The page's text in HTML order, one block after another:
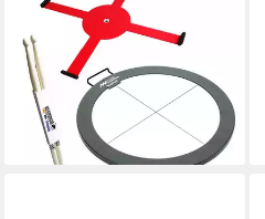
E-Drum Pads Muse Kinetics
Bop Pad mit Mount und
Schlagzeugstöcke,mit
Halterung, und Drumsticks
381,90 €
lieferbar - in 2-3 Werktagen bei dir